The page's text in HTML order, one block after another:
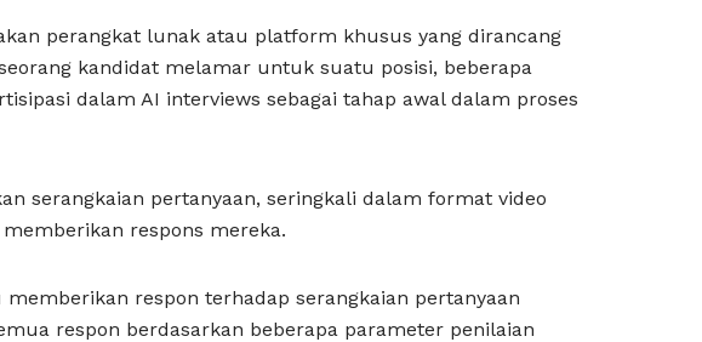
perangkat lunak atau platform khusus yang dirancang
kandidat melamar untuk suatu posisi, beberapa
dalam AI interviews sebagai tahap awal dalam proses
serangkaian pertanyaan, seringkali dalam format video
respons mereka.
respon terhadap serangkaian pertanyaan
respon berdasarkan beberapa parameter penilaian